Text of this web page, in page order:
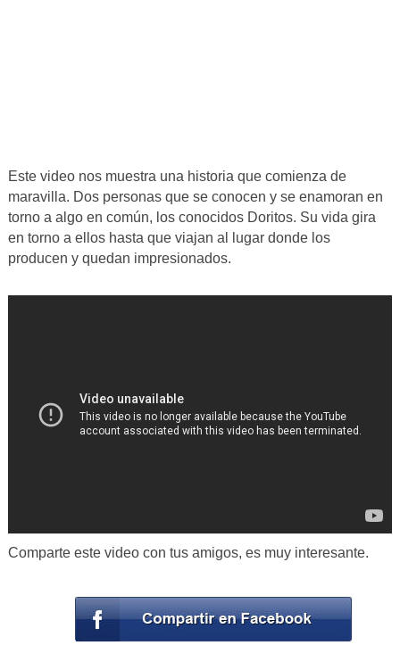
Este video nos muestra una historia que comienza de
maravilla. Dos personas que se conocen y se enamoran en
torno a algo en común, los conocidos Doritos. Su vida gira
en torno a ellos hasta que viajan al lugar donde los
producen y quedan impresionados.
Comparte este video con tus amigos, es muy interesante.